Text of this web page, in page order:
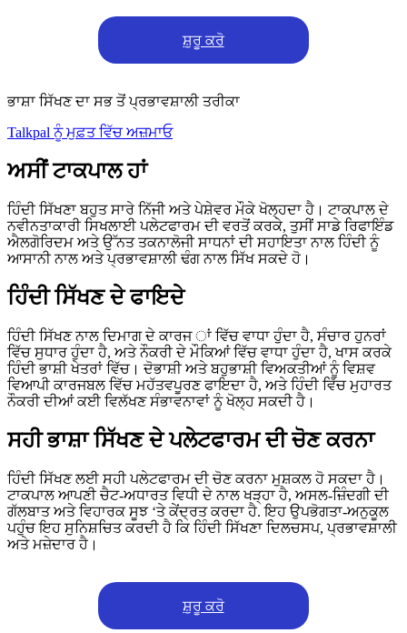
ਸ਼ੁਰੂ ਕਰੋ
ਭਾਸ਼ਾ ਸਿੱਖਣ ਦਾ ਸਭ ਤੋਂ ਪ੍ਰਭਾਵਸ਼ਾਲੀ ਤਰੀਕਾ
Talkpal ਨੂੰ ਮੁਫ਼ਤ ਵਿੱਚ ਅਜ਼ਮਾਓ
ਅਸੀਂ ਟਾਕਪਾਲ ਹਾਂ
ਹਿੰਦੀ ਸਿੱਖਣਾ ਬਹੁਤ ਸਾਰੇ ਨਿੱਜੀ ਅਤੇ ਪੇਸ਼ੇਵਰ ਮੌਕੇ ਖੋਲ੍ਹਦਾ ਹੈ। ਟਾਕਪਾਲ ਦੇ
ਨਵੀਨਤਾਕਾਰੀ ਸਿਖਲਾਈ ਪਲੇਟਫਾਰਮ ਦੀ ਵਰਤੋਂ ਕਰਕੇ, ਤੁਸੀਂ ਸਾਡੇ ਰਿਫਾਇੰਡ
ਐਲਗੋਰਿਦਮ ਅਤੇ ਉੱਨਤ ਤਕਨਾਲੋਜੀ ਸਾਧਨਾਂ ਦੀ ਸਹਾਇਤਾ ਨਾਲ ਹਿੰਦੀ ਨੂੰ
ਆਸਾਨੀ ਨਾਲ ਅਤੇ ਪ੍ਰਭਾਵਸ਼ਾਲੀ ਢੰਗ ਨਾਲ ਸਿੱਖ ਸਕਦੇ ਹੋ।
ਹਿੰਦੀ ਸਿੱਖਣ ਦੇ ਫਾਇਦੇ
ਹਿੰਦੀ ਸਿੱਖਣ ਨਾਲ ਦਿਮਾਗ ਦੇ ਕਾਰਜ ਾਂ ਵਿੱਚ ਵਾਧਾ ਹੁੰਦਾ ਹੈ, ਸੰਚਾਰ ਹੁਨਰਾਂ
ਵਿੱਚ ਸੁਧਾਰ ਹੁੰਦਾ ਹੈ, ਅਤੇ ਨੌਕਰੀ ਦੇ ਮੌਕਿਆਂ ਵਿੱਚ ਵਾਧਾ ਹੁੰਦਾ ਹੈ, ਖਾਸ ਕਰਕੇ
ਹਿੰਦੀ ਭਾਸ਼ੀ ਖੇਤਰਾਂ ਵਿੱਚ। ਦੋਭਾਸ਼ੀ ਅਤੇ ਬਹੁਭਾਸ਼ੀ ਵਿਅਕਤੀਆਂ ਨੂੰ ਵਿਸ਼ਵ
ਵਿਆਪੀ ਕਾਰਜਬਲ ਵਿੱਚ ਮਹੱਤਵਪੂਰਣ ਫਾਇਦਾ ਹੈ, ਅਤੇ ਹਿੰਦੀ ਵਿੱਚ ਮੁਹਾਰਤ
ਨੌਕਰੀ ਦੀਆਂ ਕਈ ਵਿਲੱਖਣ ਸੰਭਾਵਨਾਵਾਂ ਨੂੰ ਖੋਲ੍ਹ ਸਕਦੀ ਹੈ।
ਸਹੀ ਭਾਸ਼ਾ ਸਿੱਖਣ ਦੇ ਪਲੇਟਫਾਰਮ ਦੀ ਚੋਣ ਕਰਨਾ
ਹਿੰਦੀ ਸਿੱਖਣ ਲਈ ਸਹੀ ਪਲੇਟਫਾਰਮ ਦੀ ਚੋਣ ਕਰਨਾ ਮੁਸ਼ਕਲ ਹੋ ਸਕਦਾ ਹੈ।
ਟਾਕਪਾਲ ਆਪਣੀ ਚੈਟ-ਅਧਾਰਤ ਵਿਧੀ ਦੇ ਨਾਲ ਖੜ੍ਹਾ ਹੈ, ਅਸਲ-ਜ਼ਿੰਦਗੀ ਦੀ
ਗੱਲਬਾਤ ਅਤੇ ਵਿਹਾਰਕ ਸੂਝ ‘ਤੇ ਕੇਂਦ੍ਰਤ ਕਰਦਾ ਹੈ. ਇਹ ਉਪਭੋਗਤਾ-ਅਨੁਕੂਲ
ਪਹੁੰਚ ਇਹ ਸੁਨਿਸ਼ਚਿਤ ਕਰਦੀ ਹੈ ਕਿ ਹਿੰਦੀ ਸਿੱਖਣਾ ਦਿਲਚਸਪ, ਪ੍ਰਭਾਵਸ਼ਾਲੀ
ਅਤੇ ਮਜ਼ੇਦਾਰ ਹੈ।
ਸ਼ੁਰੂ ਕਰੋ